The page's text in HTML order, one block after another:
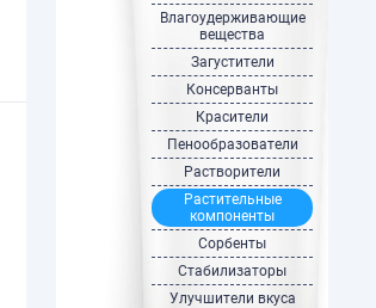
Влагоудерживающие
вещества
Загустители
Консерванты
Красители
Пенообразователи
Растворители
Растительные
компоненты
Сорбенты
Стабилизаторы
Улучшители вкуса